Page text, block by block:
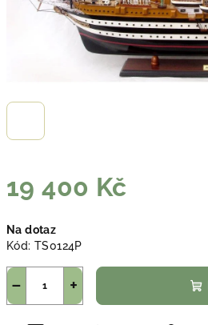
19 400 Kč
cena:
Na dotaz
Kód: TS0124P
+
−